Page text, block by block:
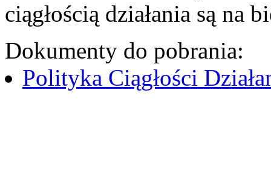
ciągłością działania są na
Dokumenty do pobrania:
Polityka Ciągłości